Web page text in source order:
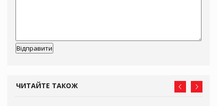
ЧИТАЙТЕ ТАКОЖ